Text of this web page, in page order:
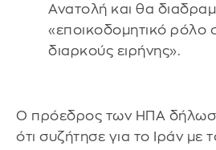
Ανατολή και θα
«εποικοδομητικό ρόλο
διαρκούς ειρήνης».
Ο πρόεδρος των ΗΠΑ
ότι συζήτησε για το Ιράν με